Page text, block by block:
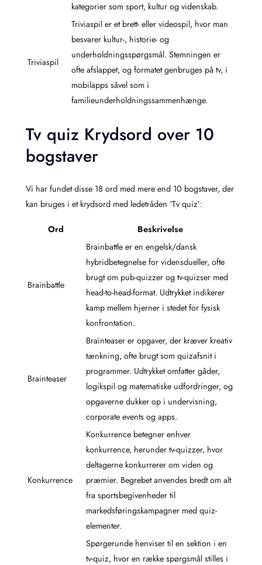
kategorier som sport, kultur og videnskab.
Triviaspil
Triviaspil er et brett- eller videospil, hvor man
besvarer kultur-, historie- og
underholdningsspørgsmål. Stemningen er
ofte afslappet, og formatet genbruges på tv, i
mobilapps såvel som i
familieunderholdningssammenhænge.
Tv quiz Krydsord over 10
bogstaver
Vi har fundet disse 18 ord med mere end 10 bogstaver, der
kan bruges i et krydsord med ledetråden ‘Tv quiz’:
Ord Beskrivelse
Brainbattle
Brainbattle er en engelsk/dansk
hybridbetegnelse for vidensdueller, ofte
brugt om pub-quizzer og tv-quizser med
head-to-head-format. Udtrykket indikerer
kamp mellem hjerner i stedet for fysisk
konfrontation.
Brainteaser
Brainteaser er opgaver, der kræver kreativ
tænkning, ofte brugt som quizafsnit i
programmer. Udtrykket omfatter gåder,
logikspil og matematiske udfordringer, og
opgaverne dukker op i undervisning,
corporate events og apps.
Konkurrence
Konkurrence betegner enhver
konkurrence, herunder tv-quizzer, hvor
deltagerne konkurrerer om viden og
præmier. Begrebet anvendes bredt om alt
fra sportsbegivenheder til
markedsføringskampagner med quiz-
elementer.
Spørgerunde henviser til en sektion i en
tv-quiz, hvor en række spørgsmål stilles i